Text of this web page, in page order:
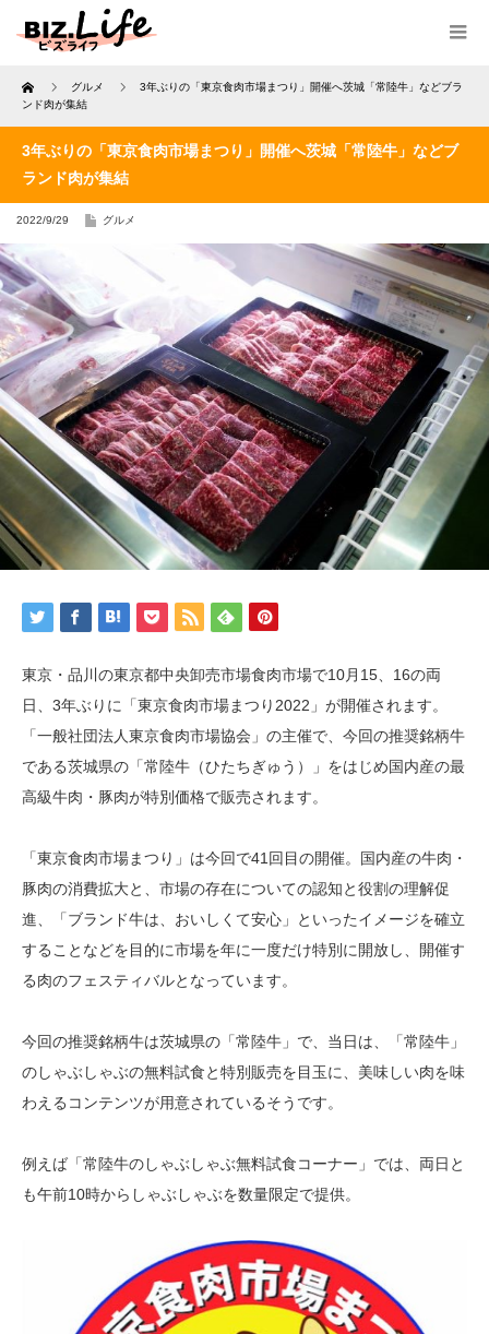
Home グルメ
3年ぶりの「東京食肉市場まつり」開催へ茨城「常陸牛」などブラ
ンド肉が集結
3年ぶりの「東京食肉市場まつり」開催へ茨城「常陸牛」などブ
ランド肉が集結
2022/9/29 グルメ
東京・品川の東京都中央卸売市場食肉市場で10月15、16の両
日、3年ぶりに「東京食肉市場まつり2022」が開催されます。
「一般社団法人東京食肉市場協会」の主催で、今回の推奨銘柄牛
である茨城県の「常陸牛（ひたちぎゅう）」をはじめ国内産の最
高級牛肉・豚肉が特別価格で販売されます。
「東京食肉市場まつり」は今回で41回目の開催。国内産の牛肉・
豚肉の消費拡大と、市場の存在についての認知と役割の理解促
進、「ブランド牛は、おいしくて安心」といったイメージを確立
することなどを目的に市場を年に一度だけ特別に開放し、開催す
る肉のフェスティバルとなっています。
今回の推奨銘柄牛は茨城県の「常陸牛」で、当日は、「常陸牛」
のしゃぶしゃぶの無料試食と特別販売を目玉に、美味しい肉を味
わえるコンテンツが用意されているそうです。
例えば「常陸牛のしゃぶしゃぶ無料試食コーナー」では、両日と
も午前10時からしゃぶしゃぶを数量限定で提供。